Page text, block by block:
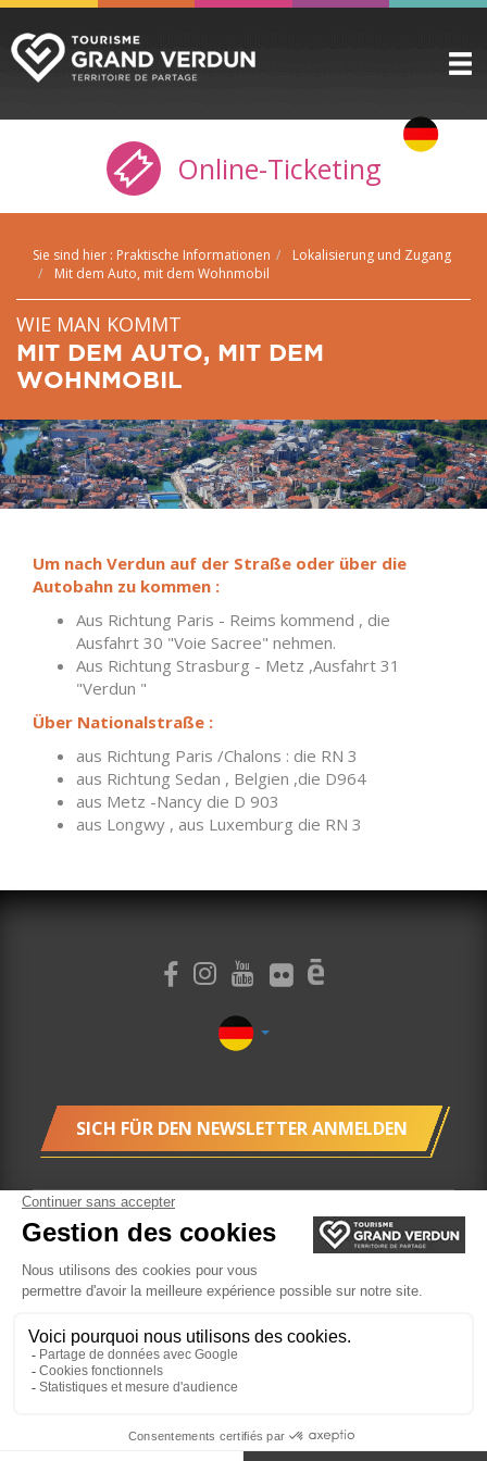
ENTDECKEN
ZU SEHEN / ZU TUN
PRAKTISCHE INFORMATIONEN
GRUPPEN
DIE ZITADELLE
BUCHUNG
Online-Ticketing
Sie sind hier : Praktische Informationen
Lokalisierung und Zugang
Mit dem Auto, mit dem Wohnmobil
WIE MAN KOMMT
MIT DEM AUTO, MIT DEM
WOHNMOBIL
Um nach Verdun auf der Straße oder über die
Autobahn zu kommen :
Aus Richtung Paris - Reims kommend , die
Ausfahrt 30 "Voie Sacree" nehmen.
Aus Richtung Strasburg - Metz ,Ausfahrt 31
"Verdun "
Über Nationalstraße :
aus Richtung Paris /Chalons : die RN 3
aus Richtung Sedan , Belgien ,die D964
aus Metz -Nancy die D 903
aus Longwy , aus Luxemburg die RN 3
SICH FÜR DEN NEWSLETTER ANMELDEN
Cookies Buchung Website von der Felix Agentur